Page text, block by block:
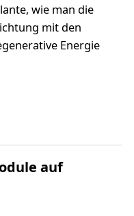
wie man die
mit den
Energie
auf